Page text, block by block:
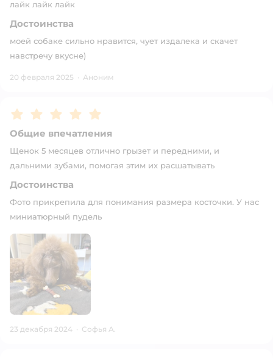
лайк лайк лайк
Достоинства
моей собаке сильно нравится, чует издалека и скачет
навстречу вкусне)
20 февраля 2025 · Аноним
Рейтинг:5
Общие впечатления
Щенок 5 месяцев отлично грызет и передними, и
дальними зубами, помогая этим их расшатывать
Достоинства
Фото прикрепила для понимания размера косточки. У нас
миниатюрный пудель
23 декабря 2024 · Софья А.